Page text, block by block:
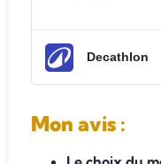
Decathlon
Mon avis :